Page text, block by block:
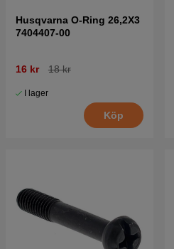
Husqvarna O-Ring 26,2X3
7404407-00
16 kr 18 kr
I lager
Köp